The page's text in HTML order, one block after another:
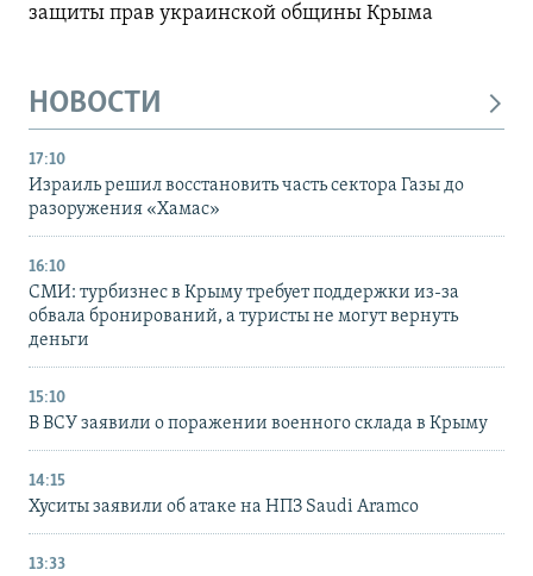
защиты прав украинской общины Крыма
НОВОСТИ
17:10
Израиль решил восстановить часть сектора Газы до
разоружения «Хамас»
16:10
СМИ: турбизнес в Крыму требует поддержки из-за
обвала бронирований, а туристы не могут вернуть
деньги
15:10
В ВСУ заявили о поражении военного склада в Крыму
14:15
Хуситы заявили об атаке на НПЗ Saudi Aramco
13:33